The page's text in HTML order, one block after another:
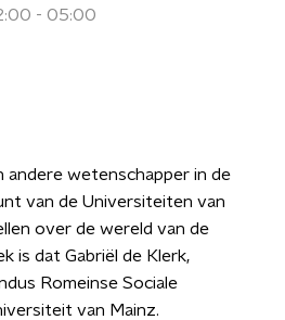
- 05:00
andere wetenschapper in de
van de Universiteiten van
over de wereld van de
is dat Gabriël de Klerk,
Romeinse Sociale
van Mainz.